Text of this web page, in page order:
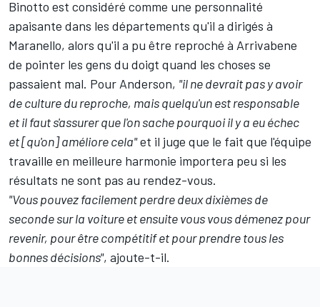
Binotto est considéré comme une personnalité
apaisante dans les départements qu'il a dirigés à
Maranello, alors qu'il a pu être reproché à Arrivabene
de pointer les gens du doigt quand les choses se
passaient mal. Pour Anderson, "il ne devrait pas y avoir
de culture du reproche, mais quelqu'un est responsable
et il faut s'assurer que l'on sache pourquoi il y a eu échec
et [qu'on] améliore cela"et il juge que le fait que l'équipe
travaille en meilleure harmonie importera peu si les
résultats ne sont pas au rendez-vous.
"Vous pouvez facilement perdre deux dixièmes de
seconde sur la voiture et ensuite vous vous démenez pour
revenir, pour être compétitif et pour prendre tous les
bonnes décisions", ajoute-t-il.